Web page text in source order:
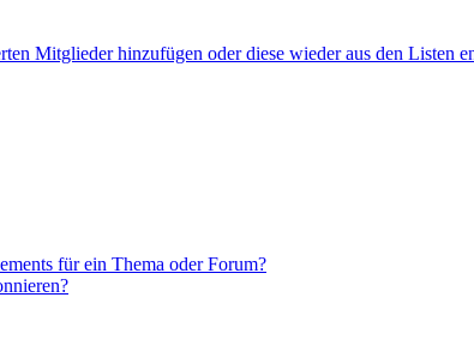
Mitglieder hinzufügen oder diese wieder aus den Listen
für ein Thema oder Forum?